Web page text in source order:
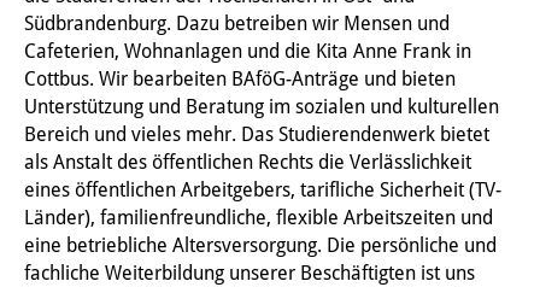
Südbrandenburg. Dazu betreiben wir Mensen und
Cafeterien, Wohnanlagen und die Kita Anne Frank in
Cottbus. Wir bearbeiten BAföG-Anträge und bieten
Unterstützung und Beratung im sozialen und kulturellen
Bereich und vieles mehr. Das Studierendenwerk bietet
als Anstalt des öffentlichen Rechts die Verlässlichkeit
eines öffentlichen Arbeitgebers, tarifliche Sicherheit (TV-
Länder), familienfreundliche, flexible Arbeitszeiten und
eine betriebliche Altersversorgung. Die persönliche und
fachliche Weiterbildung unserer Beschäftigten ist uns